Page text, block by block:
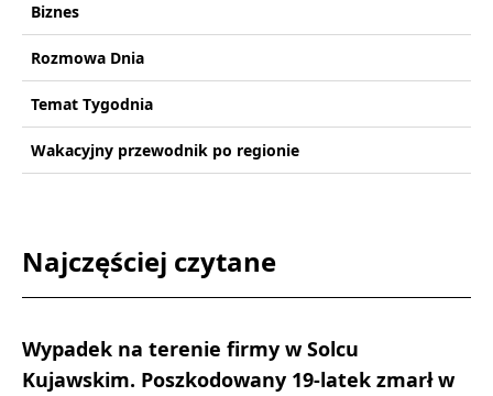
Biznes
Rozmowa Dnia
Temat Tygodnia
Wakacyjny przewodnik po regionie
Najczęściej czytane
Wypadek na terenie firmy w Solcu
Kujawskim. Poszkodowany 19-latek zmarł w